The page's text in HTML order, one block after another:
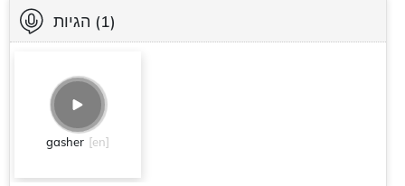
הגיות (1)
gasher [en]